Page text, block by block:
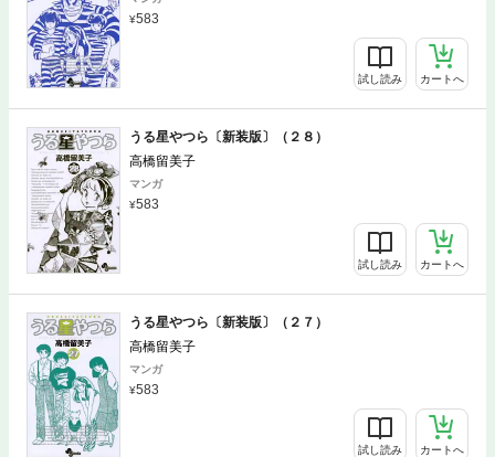
583
試し読み カートへ
うる星やつら〔新装版〕（２８）
高橋留美子
マンガ
583
試し読み カートへ
うる星やつら〔新装版〕（２７）
高橋留美子
マンガ
583
試し読み カートへ